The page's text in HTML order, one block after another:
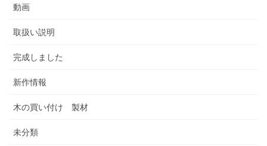
動画
取扱い説明
完成しました
新作情報
木の買い付け 製材
未分類